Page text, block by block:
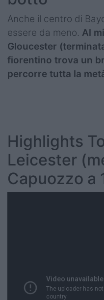
Anche il centro di
essere da meno. Al
Gloucester
fiorentino trova un
percorre tutta la
Highlights
Leicester
Capuozzo a